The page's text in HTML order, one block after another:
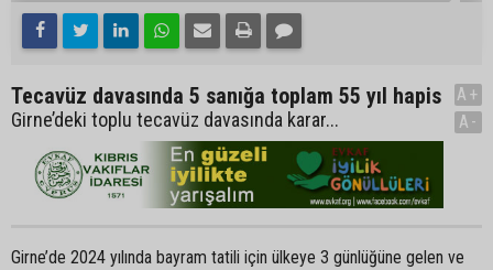
Tecavüz davasında 5 sanığa toplam 55 yıl hapis
Girne’deki toplu tecavüz davasında karar...
A+
A-
Girne’de 2024 yılında bayram tatili için ülkeye 3 günlüğüne gelen ve